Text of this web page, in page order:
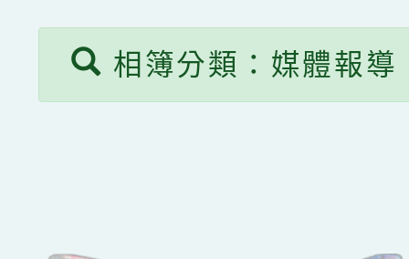
相簿分類：媒體報導